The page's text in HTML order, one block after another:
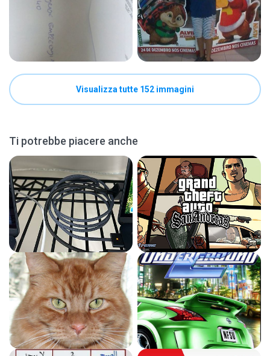
Visualizza tutte 152 immagini
Ti potrebbe piacere anche